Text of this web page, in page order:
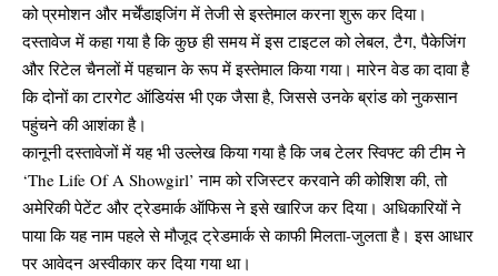
को प्रमोशन और मर्चेंडाइजिंग में तेजी से इस्तेमाल करना शुरू कर दिया।
दस्तावेज में कहा गया है कि कुछ ही समय में इस टाइटल को लेबल, टैग, पैकेजिंग
और रिटेल चैनलों में पहचान के रूप में इस्तेमाल किया गया। मारेन वेड का दावा है
कि दोनों का टारगेट ऑडियंस भी एक जैसा है, जिससे उनके ब्रांड को नुकसान
पहुंचने की आशंका है।
कानूनी दस्तावेजों में यह भी उल्लेख किया गया है कि जब टेलर स्विफ्ट की टीम ने
‘The Life Of A Showgirl’ नाम को रजिस्टर करवाने की कोशिश की, तो
अमेरिकी पेटेंट और ट्रेडमार्क ऑफिस ने इसे खारिज कर दिया। अधिकारियों ने
पाया कि यह नाम पहले से मौजूद ट्रेडमार्क से काफी मिलता-जुलता है। इस आधार
पर आवेदन अस्वीकार कर दिया गया था।